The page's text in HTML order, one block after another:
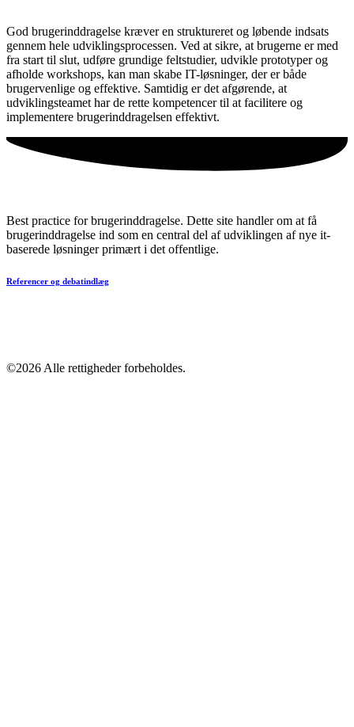
God brugerinddragelse kræver en struktureret og løbende indsats
gennem hele udviklingsprocessen. Ved at sikre, at brugerne er med
fra start til slut, udføre grundige feltstudier, udvikle prototyper og
afholde workshops, kan man skabe IT-løsninger, der er både
brugervenlige og effektive. Samtidig er det afgørende, at
udviklingsteamet har de rette kompetencer til at facilitere og
implementere brugerinddragelsen effektivt.
Best practice for brugerinddragelse. Dette site handler om at få
brugerinddragelse ind som en central del af udviklingen af nye it-
baserede løsninger primært i det offentlige.
Referencer og debatindlæg
©2026 Alle rettigheder forbeholdes.